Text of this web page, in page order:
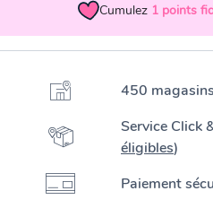
Cumulez 1 points
450
Service Click
éligibles)
Paiement